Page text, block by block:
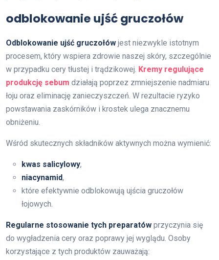
odblokowanie ujść gruczołów
Odblokowanie ujść gruczołów jest niezwykle istotnym
procesem, który wspiera zdrowie naszej skóry, szczególnie
w przypadku cery tłustej i trądzikowej. Kremy regulujące
produkcję sebum działają poprzez zmniejszenie nadmiaru
łoju oraz eliminację zanieczyszczeń. W rezultacie ryzyko
powstawania zaskórników i krostek ulega znacznemu
obniżeniu.
Wśród skutecznych składników aktywnych można wymienić:
kwas salicylowy,
niacynamid,
które efektywnie odblokowują ujścia gruczołów
łojowych.
Regularne stosowanie tych preparatów przyczynia się
do wygładzenia cery oraz poprawy jej wyglądu. Osoby
korzystające z tych produktów zauważają: